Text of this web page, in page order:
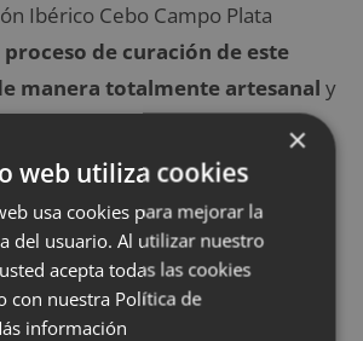
Ibérico Cebo Campo Plata
proceso de curación de este
manera totalmente artesanal y
naturales de Guijuelo. Este
le da ese sabor característico
bellota 100%
del Sur
×
web utiliza cookies
usa cookies para mejorar la
del usuario. Al utilizar nuestro
acepta todas las cookies
con nuestra Política de
información